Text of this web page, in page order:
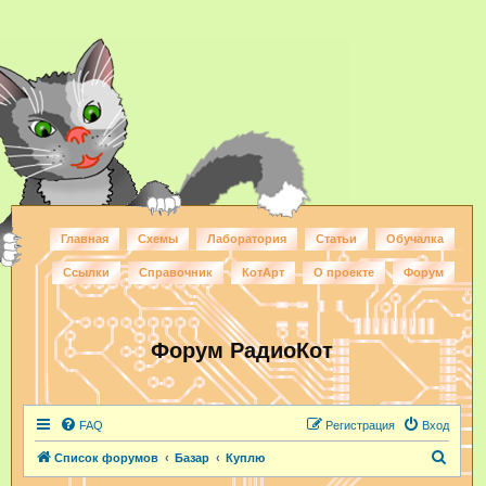
Главная Схемы Лаборатория Статьи Обучалка
Ссылки Справочник КотАрт О проекте Форум
Форум РадиоКот
FAQ Вход
Регистрация
Список форумов Базар Куплю